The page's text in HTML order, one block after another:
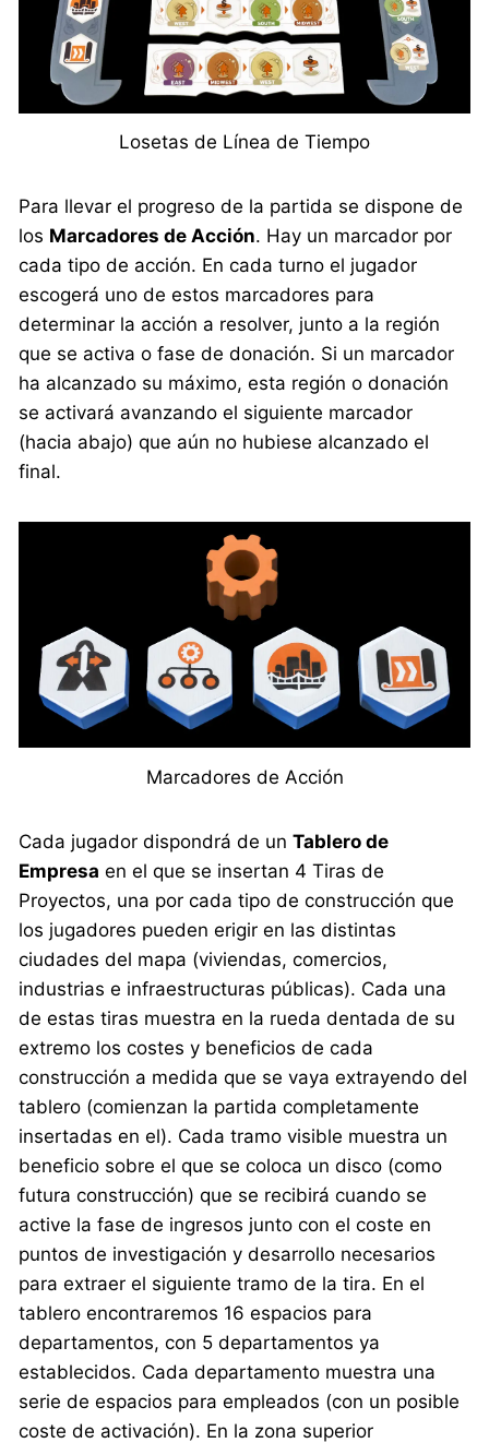
Losetas de Línea de Tiempo
Para llevar el progreso de la partida se dispone de
los Marcadores de Acción. Hay un marcador por
cada tipo de acción. En cada turno el jugador
escogerá uno de estos marcadores para
determinar la acción a resolver, junto a la región
que se activa o fase de donación. Si un marcador
ha alcanzado su máximo, esta región o donación
se activará avanzando el siguiente marcador
(hacia abajo) que aún no hubiese alcanzado el
final.
Marcadores de Acción
Cada jugador dispondrá de unTablero de
Empresa en el que se insertan 4 Tiras de
Proyectos, una por cada tipo de construcción que
los jugadores pueden erigir en las distintas
ciudades del mapa (viviendas, comercios,
industrias e infraestructuras públicas). Cada una
de estas tiras muestra en la rueda dentada de su
extremo los costes y beneficios de cada
construcción a medida que se vaya extrayendo del
tablero (comienzan la partida completamente
insertadas en el). Cada tramo visible muestra un
beneficio sobre el que se coloca un disco (como
futura construcción) que se recibirá cuando se
active la fase de ingresos junto con el coste en
puntos de investigación y desarrollo necesarios
para extraer el siguiente tramo de la tira. En el
tablero encontraremos 16 espacios para
departamentos, con 5 departamentos ya
establecidos. Cada departamento muestra una
serie de espacios para empleados (con un posible
coste de activación). En la zona superior